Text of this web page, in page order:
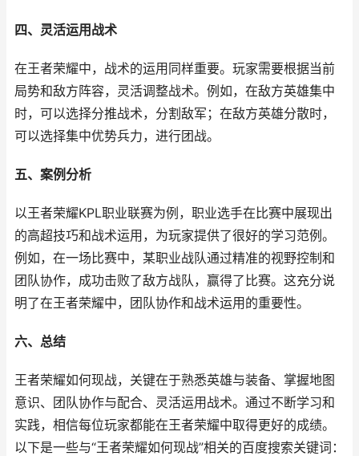
四、灵活运用战术
在王者荣耀中，战术的运用同样重要。玩家需要根据当前
局势和敌方阵容，灵活调整战术。例如，在敌方英雄集中
时，可以选择分推战术，分割敌军；在敌方英雄分散时，
可以选择集中优势兵力，进行团战。
五、案例分析
以王者荣耀KPL职业联赛为例，职业选手在比赛中展现出
的高超技巧和战术运用，为玩家提供了很好的学习范例。
例如，在一场比赛中，某职业战队通过精准的视野控制和
团队协作，成功击败了敌方战队，赢得了比赛。这充分说
明了在王者荣耀中，团队协作和战术运用的重要性。
六、总结
王者荣耀如何现战，关键在于熟悉英雄与装备、掌握地图
意识、团队协作与配合、灵活运用战术。通过不断学习和
实践，相信每位玩家都能在王者荣耀中取得更好的成绩。
以下是一些与“王者荣耀如何现战”相关的百度搜索关键词：